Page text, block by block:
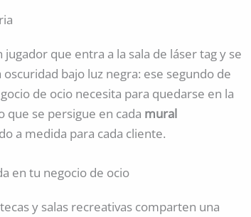
que entra a la sala de láser tag y se
bajo luz negra: ese segundo de
de ocio necesita para quedarse en la
que se persigue en cada mural
a medida para cada cliente.
en tu negocio de ocio
y salas recreativas comparten una